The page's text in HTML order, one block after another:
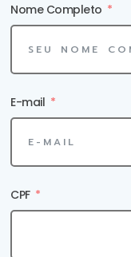
Nome Completo
E-mail
CPF